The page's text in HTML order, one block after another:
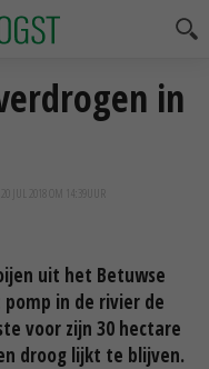
in
20 JUL 2018 OM 14:39
uit het Betuwse
in de rivier de
voor zijn 30 hectare
droog lijkt te blijven.